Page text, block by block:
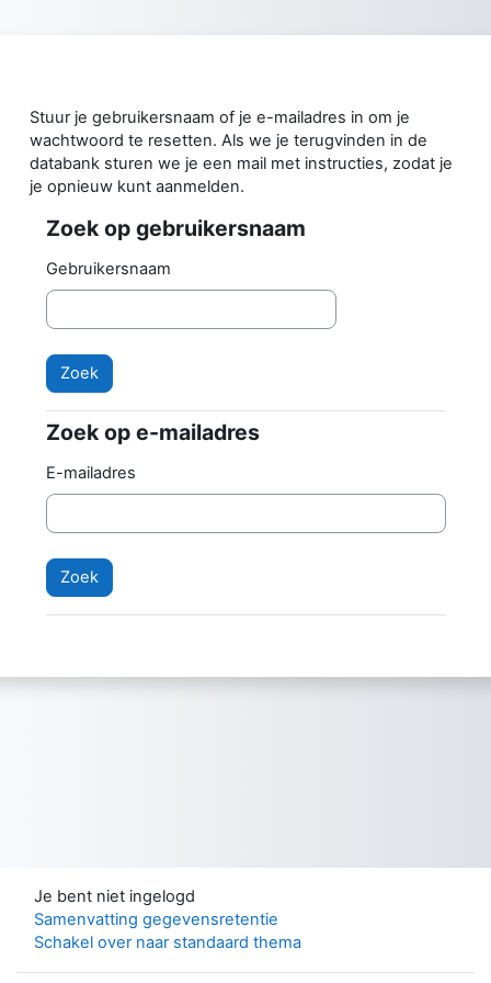
Stuur je gebruikersnaam of je e-mailadres in om je
wachtwoord te resetten. Als we je terugvinden in de
databank sturen we je een mail met instructies, zodat je
je opnieuw kunt aanmelden.
Zoek op gebruikersnaam
Zoek op gebruikersnaam
Gebruikersnaam
Zoek op e-mailadres
Zoek op e-mailadres
E-mailadres
Je bent niet ingelogd
Samenvatting gegevensretentie
Schakel over naar standaard thema